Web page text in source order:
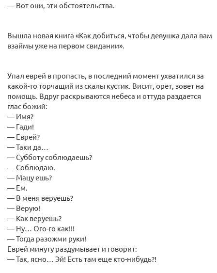
— Вот они, эти обстоятельства.
Вышла новая книга «Как добиться, чтобы девушка дала вам
взаймы уже на первом свидании».
Упал еврей в пропасть, в последний момент ухватился за
какой-то торчащий из скалы кустик. Висит, орет, зовет на
помощь. Вдруг раскрываются небеса и оттуда раздается
глас божий:
— Имя?
— Гади!
— Еврей?
— Таки да…
— Субботу соблюдаешь?
— Соблюдаю.
— Мацу ешь?
— Ем.
— В меня веруешь?
— Верую!
— Как веруешь?
— Ну… Ого-го как!!!
— Тогда разожми руки!
Еврей минуту раздумывает и говорит:
— Так, ясно… Эй! Есть там еще кто-нибудь?!